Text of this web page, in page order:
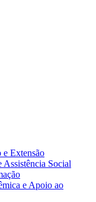
e Extensão
Assistência Social
e Apoio ao